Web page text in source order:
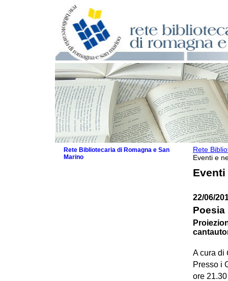
Rete
Eventi e
Eventi
22/06/
A cura di
Presso i
ore
Rete Bibliotecaria di Romagna e San
Marino